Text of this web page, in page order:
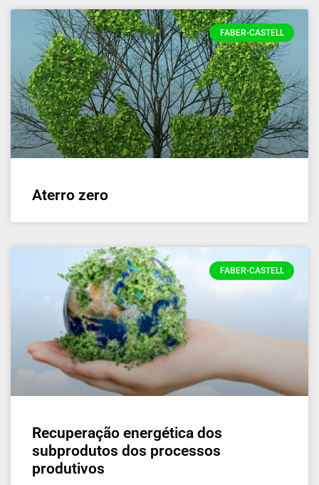
FABER-CASTELL
Aterro zero
FABER-CASTELL
Recuperação energética dos
subprodutos dos processos
produtivos